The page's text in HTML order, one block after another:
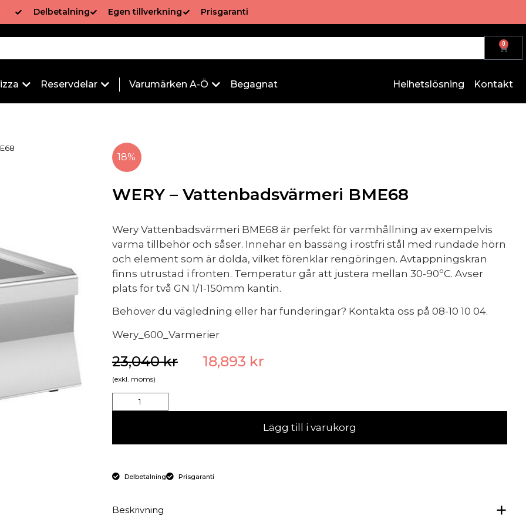
Delbetalning Egen tillverkning Prisgaranti
0
Reservdelar Varumärken A-Ö Begagnat Helhetslösning Kontakt
18%
WERY – Vattenbadsvärmeri BME68
Wery Vattenbadsvärmeri BME68 är perfekt för varmhållning av exempelvis
varma tillbehör och såser. Innehar en bassäng i rostfri stål med rundade hörn
och element som är dolda, vilket förenklar rengöringen. Avtappningskran
finns utrustad i fronten. Temperatur går att justera mellan 30-90ºC. Avser
plats för två GN 1/1-150mm kantin.
Behöver du vägledning eller har funderingar? Kontakta oss på 08-10 10 04.
Wery_600_Varmerier
23,040kr 18,893 kr
(exkl. moms)
Lägg till i varukorg
Delbetalning Prisgaranti
Beskrivning